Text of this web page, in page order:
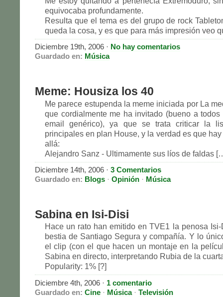
equivocaba profundamente.
Resulta que el tema es del grupo de rock
queda la cosa, y es que para más impresión veo
Diciembre 19th, 2006 · No hay comentarios
Guardado en: Música
Meme: Housiza los 40
Me parece estupenda la meme iniciada por La
que cordialmente me ha invitado (bueno a todos
email genérico), ya que se trata criticar la
principales en plan House, y la verdad es que
allá:
Alejandro Sanz - Ultimamente sus líos de faldas
Diciembre 14th, 2006 · 3 Comentarios
Guardado en: Blogs · Opinión · Música
Sabina en Isi-Disi
Hace un rato han emitido en TVE1 la penosa
bestia de Santiago Segura y compañía. Y lo
el clip (con el que hacen un montaje en la
Sabina en directo, interpretando Rubia de la
Popularity: 1% [?]
Diciembre 4th, 2006 · 1 comentario
Guardado en: Cine · Música· Televisión